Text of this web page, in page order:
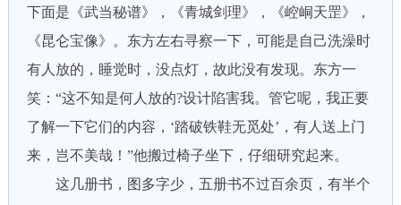
下面是《武当秘谱》，《青城剑理》，《崆峒天罡》，
《昆仑宝像》。东方左右寻察一下，可能是自己洗澡时
有人放的，睡觉时，没点灯，故此没有发现。东方一
笑：“这不知是何人放的?设计陷害我。管它呢，我正要
了解一下它们的内容，‘踏破铁鞋无觅处’，有人送上门
来，岂不美哉！”他搬过椅子坐下，仔细研究起来。
这几册书，图多字少，五册书不过百余页，有半个